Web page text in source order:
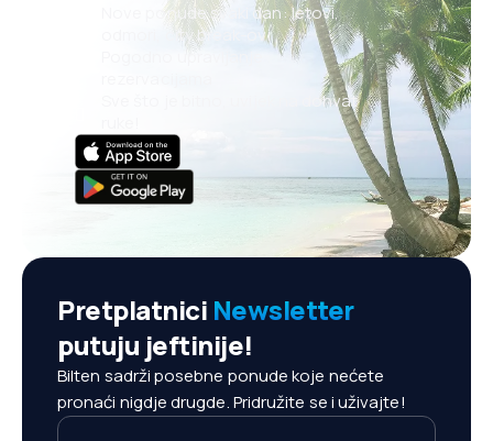
Nove ponude svaki dan: letovi,
odmori, city break-ovi
Sve što je bitno, uvijek na dohvat
Pretplatnici Newsletter
putuju jeftinije!
Bilten sadrži posebne ponude koje nećete
pronaći nigdje drugde. Pridružite se i uživajte!
Vaš e-mail